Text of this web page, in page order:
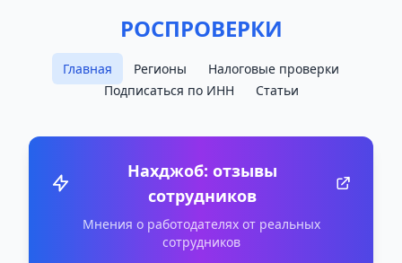
РОСПРОВЕРКИ
Главная Регионы
Налоговые проверки
Подписаться по ИНН
Статьи
Нахджоб: отзывы
сотрудников
Мнения о работодателях от реальных
сотрудников